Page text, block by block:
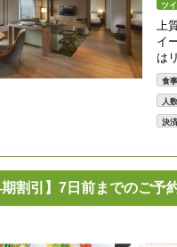
ツ
上
イ
は
食事
人数
決済
割引】7日前までのご予